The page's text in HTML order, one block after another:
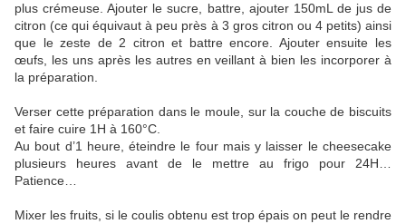
plus crémeuse. Ajouter le sucre, battre, ajouter 150mL de jus de
citron (ce qui équivaut à peu près à 3 gros citron ou 4 petits) ainsi
que le zeste de 2 citron et battre encore. Ajouter ensuite les
œufs, les uns après les autres en veillant à bien les incorporer à
la préparation.
Verser cette préparation dans le moule, sur la couche de biscuits
et faire cuire 1H à 160°C.
Au bout d’1 heure, éteindre le four mais y laisser le cheesecake
plusieurs heures avant de le mettre au frigo pour 24H…
Patience…
Mixer les fruits, si le coulis obtenu est trop épais on peut le rendre